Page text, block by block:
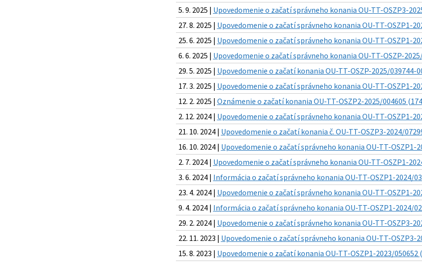
5. 9. 2025 | Upovedomenie o začatí správneho konania OU-TT-OSZP3-
27. 8. 2025 | Upovedomenie o začatí správneho konania OU-TT-OSZP1-
25. 6. 2025 | Upovedomenie o začatí správneho konania OU-TT-OSZP1-
6. 6. 2025 | Upovedomenie o začatí správneho konania OU-TT-OSZP-
29. 5. 2025 | Upovedomenie o začatí konania OU-TT-OSZP-2025/039744-
17. 3. 2025 | Upovedomenie o začatí správneho konania OU-TT-OSZP1-
12. 2. 2025 | Oznámenie o začatí konania OU-TT-OSZP2-2025/004605
2. 12. 2024 | Upovedomenie o začatí správneho konania OU-TT-OSZP1-
21. 10. 2024 | Upovedomenie o začatí konania č. OU-TT-OSZP3-2024/
16. 10. 2024 | Upovedomenie o začatí správneho konania OU-TT-OSZP1-
2. 7. 2024 | Upovedomenie o začatí správneho konania OU-TT-OSZP1-
3. 6. 2024 | Informácia o začatí správneho konania OU-TT-OSZP1-2024/
23. 4. 2024 | Upovedomenie o začatí správneho konania OU-TT-OSZP1-
9. 4. 2024 | Informácia o začatí správneho konania OU-TT-OSZP1-2024/
29. 2. 2024 | Upovedomenie o začatí správneho konania OU-TT-OSZP3-
22. 11. 2023 | Upovedomenie o začatí správneho konania OU-TT-OSZP3-
15. 8. 2023 | Upovedomenie o začatí konania OU-TT-OSZP1-2023/050652